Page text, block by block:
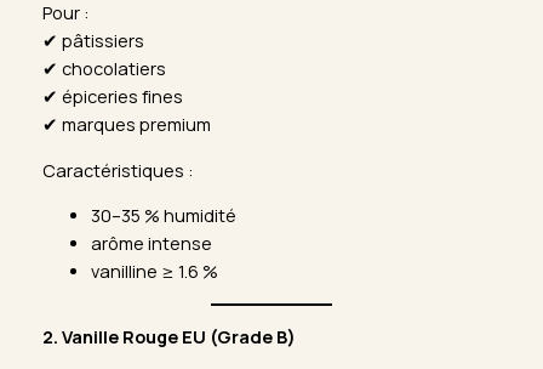
Pour :
✔ pâtissiers
✔ chocolatiers
✔ épiceries fines
✔ marques premium
Caractéristiques :
30–35 % humidité
arôme intense
vanilline ≥ 1.6 %
2. Vanille Rouge EU (Grade B)